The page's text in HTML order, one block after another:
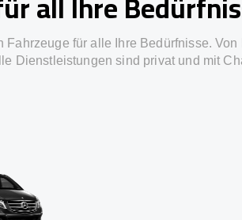
Fahrzeuge für alle Ihre Bedürfnisse. Von
Dienstleistungen sind privat und mit